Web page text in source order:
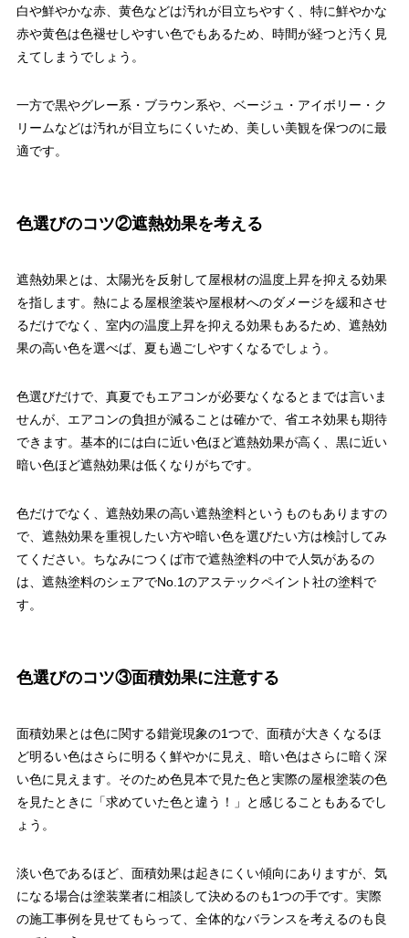
白や鮮やかな赤、黄色などは汚れが目立ちやすく、特に鮮やかな
赤や黄色は色褪せしやすい色でもあるため、時間が経つと汚く見
えてしまうでしょう。
一方で黒やグレー系・ブラウン系や、ベージュ・アイボリー・ク
リームなどは汚れが目立ちにくいため、美しい美観を保つのに最
適です。
色選びのコツ②遮熱効果を考える
遮熱効果とは、太陽光を反射して屋根材の温度上昇を抑える効果
を指します。熱による屋根塗装や屋根材へのダメージを緩和させ
るだけでなく、室内の温度上昇を抑える効果もあるため、遮熱効
果の高い色を選べば、夏も過ごしやすくなるでしょう。
色選びだけで、真夏でもエアコンが必要なくなるとまでは言いま
せんが、エアコンの負担が減ることは確かで、省エネ効果も期待
できます。基本的には白に近い色ほど遮熱効果が高く、黒に近い
暗い色ほど遮熱効果は低くなりがちです。
色だけでなく、遮熱効果の高い遮熱塗料というものもありますの
で、遮熱効果を重視したい方や暗い色を選びたい方は検討してみ
てください。ちなみにつくば市で遮熱塗料の中で人気があるの
は、遮熱塗料のシェアでNo.1のアステックペイント社の塗料で
す。
色選びのコツ③面積効果に注意する
面積効果とは色に関する錯覚現象の1つで、面積が大きくなるほ
ど明るい色はさらに明るく鮮やかに見え、暗い色はさらに暗く深
い色に見えます。そのため色見本で見た色と実際の屋根塗装の色
を見たときに「求めていた色と違う！」と感じることもあるでし
ょう。
淡い色であるほど、面積効果は起きにくい傾向にありますが、気
になる場合は塗装業者に相談して決めるのも1つの手です。実際
の施工事例を見せてもらって、全体的なバランスを考えるのも良